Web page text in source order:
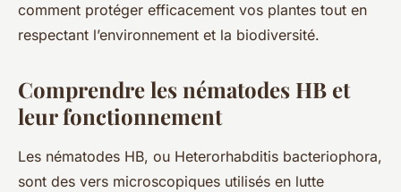
comment protéger efficacement vos plantes tout en
respectant l’environnement et la biodiversité.
Comprendre les nématodes HB et
leur fonctionnement
Les nématodes HB, ou Heterorhabditis bacteriophora,
sont des vers microscopiques utilisés en lutte